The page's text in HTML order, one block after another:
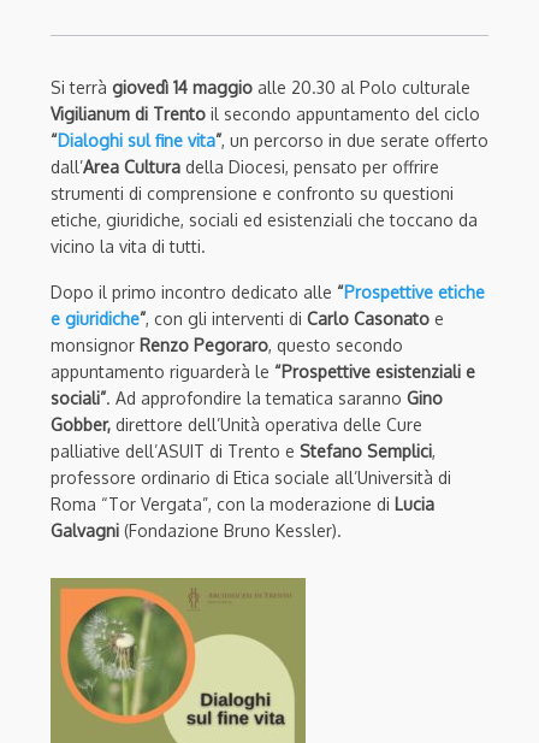
Si terrà giovedì 14 maggio alle 20.30 al Polo culturale
Vigilianum di Trento il secondo appuntamento del ciclo
“Dialoghi sul fine vita”, un percorso in due serate offerto
dall’Area Cultura della Diocesi, pensato per offrire
strumenti di comprensione e confronto su questioni
etiche, giuridiche, sociali ed esistenziali che toccano da
vicino la vita di tutti.
Dopo il primo incontro dedicato alle “Prospettive etiche
e giuridiche”, con gli interventi di Carlo Casonato e
monsignor Renzo Pegoraro, questo secondo
appuntamento riguarderà le “Prospettive esistenziali e
sociali”. Ad approfondire la tematica saranno Gino
Gobber, direttore dell’Unità operativa delle Cure
palliative dell’ASUIT di Trento e Stefano Semplici,
professore ordinario di Etica sociale all’Università di
Roma “Tor Vergata”, con la moderazione di Lucia
Galvagni (Fondazione Bruno Kessler).